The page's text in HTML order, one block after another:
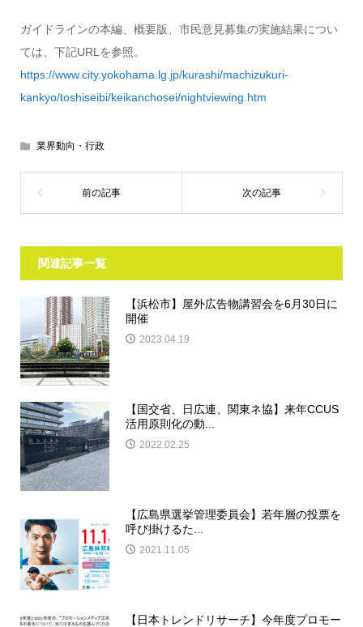
ガイドラインの本編、概要版、市民意見募集の実施結果につい
ては、下記URLを参照。
https://www.city.yokohama.lg.jp/kurashi/machizukuri-
kankyo/toshiseibi/keikanchosei/nightviewing.htm
業界動向・行政
関連記事一覧
【浜松市】屋外広告物講習会を6月30日に
開催
2023.04.19
【国交省、日広連、関東ネ協】来年CCUS
活用原則化の動...
2022.02.25
【広島県選挙管理委員会】若年層の投票を
呼び掛けるた...
2021.11.05
【日本トレンドリサーチ】今年度プロモー